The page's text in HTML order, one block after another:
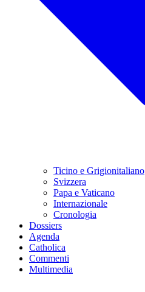
Ticino e Grigionitaliano
Svizzera
Papa e Vaticano
Internazionale
Cronologia
Dossiers
Agenda
Catholica
Commenti
Multimedia